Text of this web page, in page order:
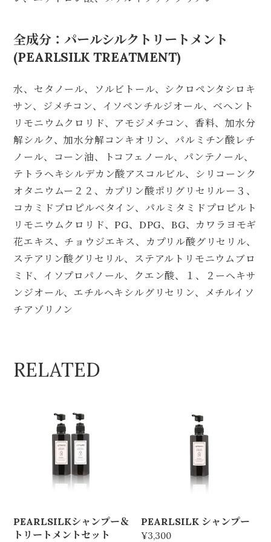
全成分：パールシルクトリートメント
(PEARLSILK TREATMENT)
水、セタノール、ソルビトール、シクロペンタシロキ
サン、ジメチコン、イソペンチルジオール、ベヘント
リモニウムクロリド、アモジメチコン、香料、加水分
解シルク、加水分解コンキオリン、パルミチン酸レチ
ノール、コーン油、トコフェノール、パンテノール、
テトラヘキシルデカン酸アスコルビル、シリコーンク
オタニウムー２２、カプリン酸ポリグリセリルー３、
コカミドプロピルベタイン、パルミタミドプロピルト
リモニウムクロリド、PG、DPG、BG、カワラヨモギ
花エキス、チョウジエキス、カプリル酸グリセリル、
ステアリン酸グリセリル、ステアルトリモニウムブロ
ミド、イソプロパノール、クエン酸、１、２ーヘキサ
ンジオール、エチルヘキシルグリセリン、メチルイソ
チアゾリノン
RELATED
PEARLSILKシャンプー＆
トリートメントセット
PEARLSILK シャンプー
¥3,300